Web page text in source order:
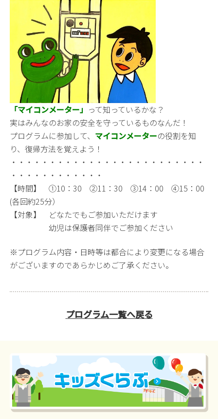
「マイコンメーター」 って知っているかな？
実はみんなのお家の安全を守っているものなんだ！
プログラムに参加して、 マイコンメーターの役割を知
り、復帰方法を覚えよう！
・・・・・・・・・・・・・・・・・・・・・・・・・
・・・・・・・・・・・・
【時間】 ①10：30 ②11：30 ③14：00 ④15：00
(各回約25分）
【対象】 どなたでもご参加いただけます
幼児は保護者同伴でご参加ください
※プログラム内容・日時等は都合により変更になる場合
がございますのであらかじめご了承ください。
プログラム一覧へ戻る